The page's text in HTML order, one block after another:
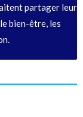
partager leur
bien-être, les